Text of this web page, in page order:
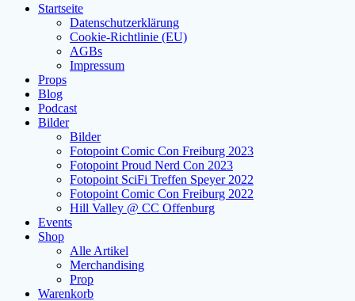
Startseite
Datenschutzerklärung
Cookie-Richtlinie (EU)
AGBs
Impressum
Props
Blog
Podcast
Bilder
Bilder
Fotopoint Comic Con Freiburg 2023
Fotopoint Proud Nerd Con 2023
Fotopoint SciFi Treffen Speyer 2022
Fotopoint Comic Con Freiburg 2022
Hill Valley @ CC Offenburg
Events
Shop
Alle Artikel
Merchandising
Prop
Warenkorb